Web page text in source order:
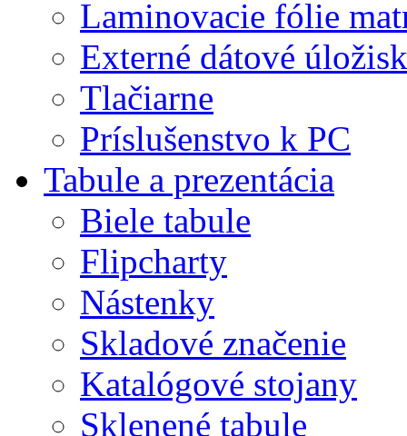
Laminovacie fólie
Externé dátové
Tlačiarne
Príslušenstvo k PC
Tabule a prezentácia
Biele tabule
Flipcharty
Nástenky
Skladové značenie
Katalógové stojany
Sklenené tabule